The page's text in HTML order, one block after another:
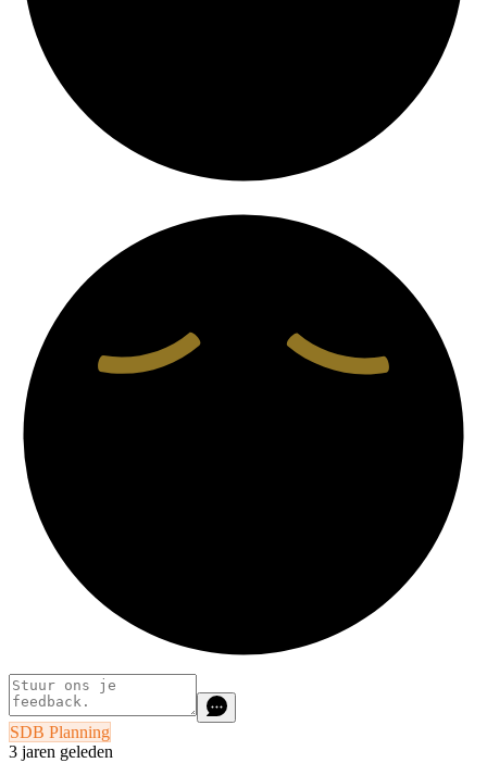
SDB Planning
3 jaren geleden